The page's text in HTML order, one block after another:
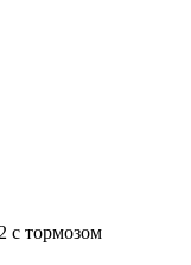
с тормозом